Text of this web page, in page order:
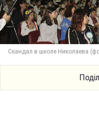
Скандал в школе Николаева